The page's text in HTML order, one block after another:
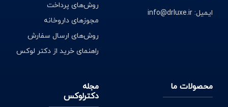
ایمیل: info@drluxe.ir
روش‌های پرداخت
مجوزهای داروخانه
روش‌های ارسال سفارش
راهنمای خرید از دکتر لوکس
محصولات ما
مجله
دکترلوکس